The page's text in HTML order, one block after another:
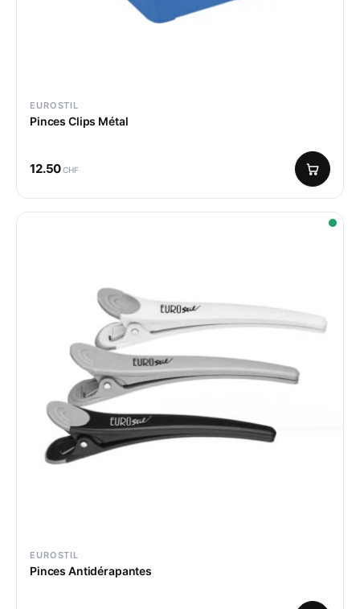
EUROSTIL
Pinces Clips Métal
12.50CHF
EUROSTIL
Pinces Antidérapantes